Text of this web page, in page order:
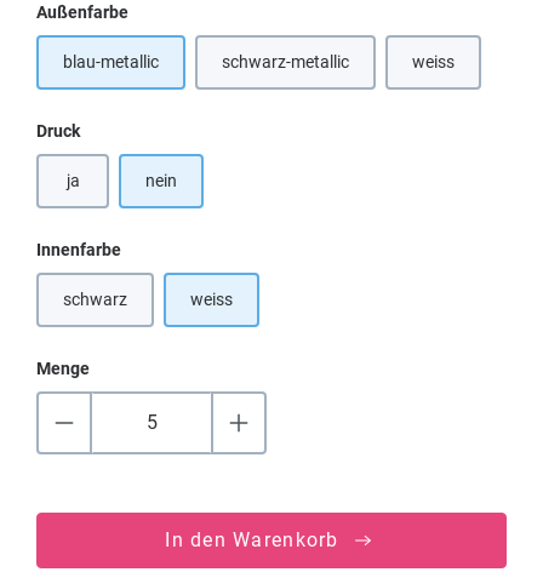
Außenfarbeauswählen
blau-metallic schwarz-metallic(Diese Option ist zurzeit nicht
weiss
Druckauswählen
ja nein
Innenfarbeauswählen
schwarz(Diese Option ist zurzeit nicht verfügbar.)
weiss
Menge
In den Warenkorb